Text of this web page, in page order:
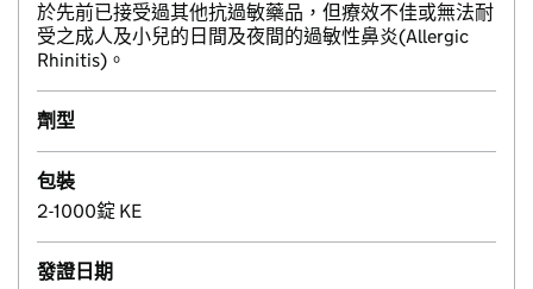
於先前已接受過其他抗過敏藥品，但療效不佳或無法耐
受之成人及小兒的日間及夜間的過敏性鼻炎(Allergic
Rhinitis)。
劑型
包裝
2-1000錠 KE
發證日期